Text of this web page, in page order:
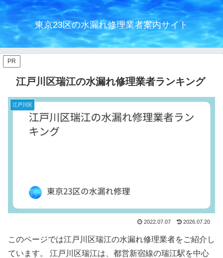
東京23区の水漏れ修理業者案内サイト
PR
江戸川区瑞江の水漏れ修理業者ランキング
江戸川区
2022.07.07 2026.07.20
このページでは江戸川区瑞江の水漏れ修理業者をご紹介し
ています。 江戸川区瑞江は、都営新宿線の瑞江駅を中心